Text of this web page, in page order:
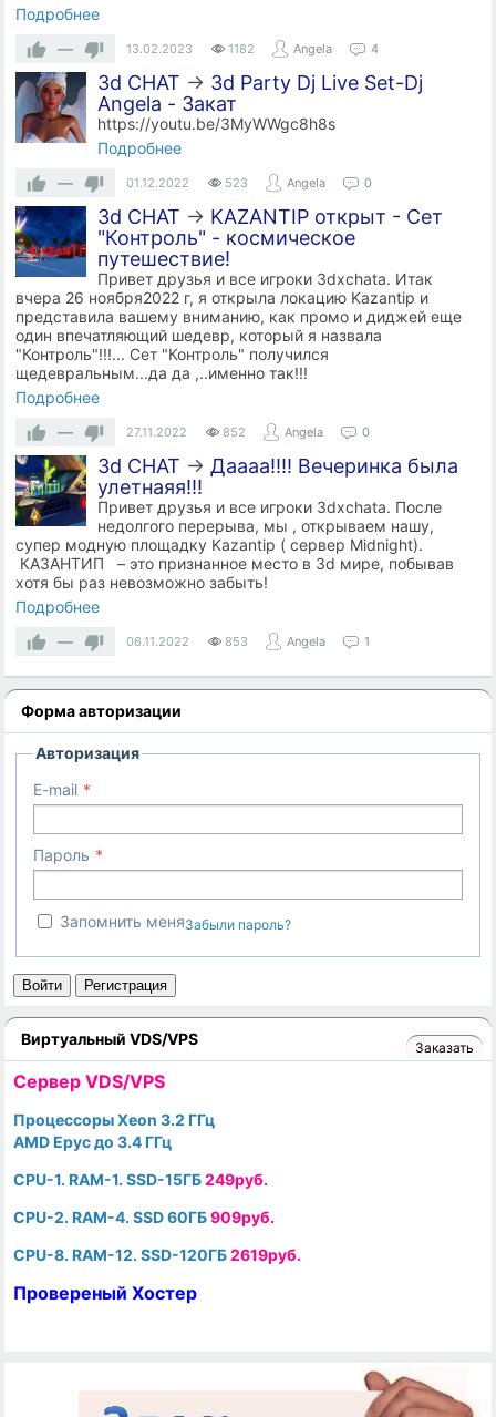
Подробнее
—
13.02.2023 1182 Angela 4
3d CHAT → 3d Party Dj Live Set-Dj
Angela - Закат
https://youtu.be/3MyWWgc8h8s
Подробнее
—
01.12.2022 523 Angela 0
3d CHAT → KAZANTIP открыт - Сет
"Контроль" - космическое
путешествие!
Привет друзья и все игроки 3dxchata. Итак
вчера 26 ноября2022 г, я открыла локацию Kazantip и
представила вашему вниманию, как промо и диджей еще
один впечатляющий шедевр, который я назвала
"Контроль"!!!... Сет "Контроль" получился
щедевральным...да да ,..именно так!!!
Подробнее
—
27.11.2022 852 Angela 0
3d CHAT →Даааа!!!! Вечеринка была
улетнаяя!!!
Привет друзья и все игроки 3dxchata. После
недолгого перерыва, мы , открываем нашу,
супер модную площадку Kazantip ( сервер Midnight).
КАЗАНТИП – это признанное место в 3d мире, побывав
хотя бы раз невозможно забыть!
Подробнее
—
06.11.2022 853 Angela 1
Форма авторизации
Авторизация
E-mail
Пароль
Запомнить меняЗабыли пароль?
Войти Регистрация
Виртуальный VDS/VPS Заказать
Cервер VDS/VPS
Процессоры Xeon 3.2 ГГц
AMD Epyc до 3.4 ГГц
CPU-1. RAM-1. SSD-15ГБ249руб.
CPU-2. RAM-4. SSD 60ГБ909руб.
CPU-8. RAM-12. SSD-120ГБ2619руб.
Провереный Хостер